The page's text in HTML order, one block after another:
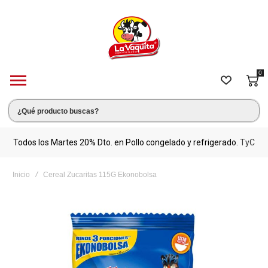
0
Todos los Martes 20% Dto. en Pollo congelado y refrigerado. TyC
Inicio Cereal Zucaritas 115G Ekonobolsa